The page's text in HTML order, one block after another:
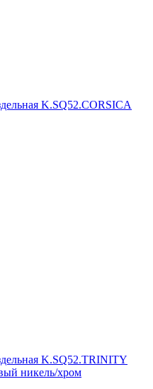
K.SQ52.CORSICA
K.SQ52.TRINITY
никель/хром